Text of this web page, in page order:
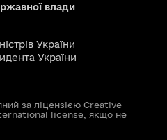
влади
України
України
за ліцензією Creative
license, якщо не